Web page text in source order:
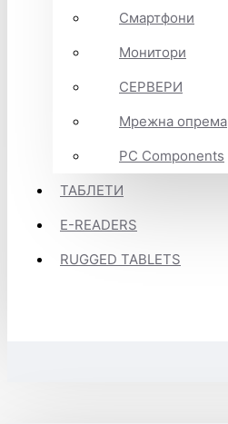
Смартфони
Монитори
СЕРВЕРИ
Мрежна опрема
PC Components
ТАБЛЕТИ
E-READERS
RUGGED TABLETS